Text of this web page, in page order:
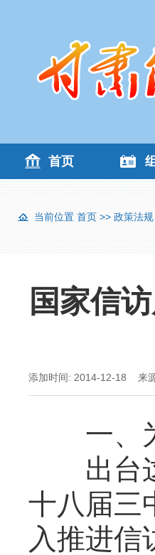
首页
当前位置 首页 >> 政策法规
国家信
添加时间: 2014-12-18 来
一、为
出台这
十八届三
入推进信